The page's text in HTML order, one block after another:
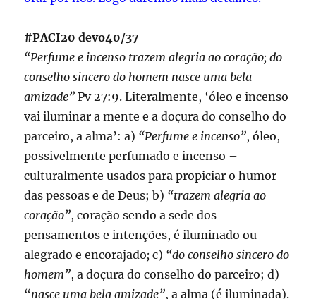
#PACI20 devo40/37
“Perfume e incenso trazem alegria ao coração; do
conselho sincero do homem nasce uma bela
amizade” Pv 27:9. Literalmente, ‘óleo e incenso
vai iluminar a mente e a doçura do conselho do
parceiro, a alma’: a) “Perfume e incenso”, óleo,
possivelmente perfumado e incenso –
culturalmente usados para propiciar o humor
das pessoas e de Deus; b) “trazem alegria ao
coração”, coração sendo a sede dos
pensamentos e intenções, é iluminado ou
alegrado e encorajado; c) “do conselho sincero do
homem”, a doçura do conselho do parceiro; d)
“nasce uma bela amizade”, a alma (é iluminada).